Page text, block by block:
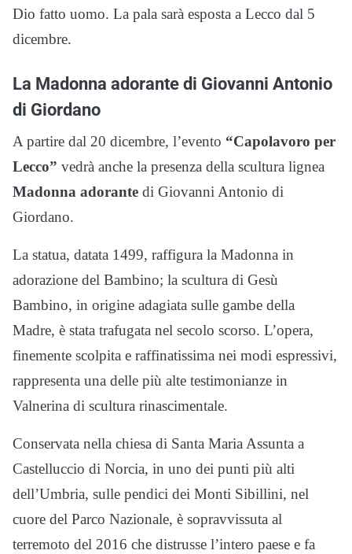
Dio fatto uomo. La pala sarà esposta a Lecco dal 5
dicembre.
La Madonna adorante di Giovanni Antonio
di Giordano
A partire dal 20 dicembre, l’evento “Capolavoro per
Lecco” vedrà anche la presenza della scultura lignea
Madonna adorante di Giovanni Antonio di
Giordano.
La statua, datata 1499, raffigura la Madonna in
adorazione del Bambino; la scultura di Gesù
Bambino, in origine adagiata sulle gambe della
Madre, è stata trafugata nel secolo scorso. L’opera,
finemente scolpita e raffinatissima nei modi espressivi,
rappresenta una delle più alte testimonianze in
Valnerina di scultura rinascimentale.
Conservata nella chiesa di Santa Maria Assunta a
Castelluccio di Norcia, in uno dei punti più alti
dell’Umbria, sulle pendici dei Monti Sibillini, nel
cuore del Parco Nazionale, è sopravvissuta al
terremoto del 2016 che distrusse l’intero paese e fa